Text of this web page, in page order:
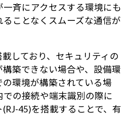
斉にアクセスする環境にも
ことなくスムーズな通信が
しており、セキュリティの
築できない場合や、設備環
環境が構築されている場
の接続や端末識別の際に
45)を搭載することで、有